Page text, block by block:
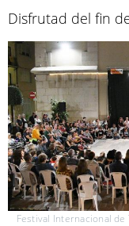
Disfrutad del fin
Festival Internacional